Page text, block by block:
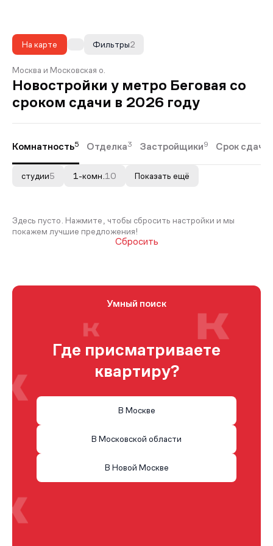
На карте 2
Фильтры
Москва и Московская о.
Новостройки у метро Беговая со
сроком сдачи в 2026 году
Комнатность5 Отделка3 Застройщики9 Срок сдачи
студии5 1-комн. 10 Показать ещё
Здесь пусто. Нажмите, чтобы сбросить настройки и мы
покажем лучшие предложения!
Сбросить
Умный поиск
Где присматриваете
квартиру?
В Москве
В Московской области
В Новой Москве